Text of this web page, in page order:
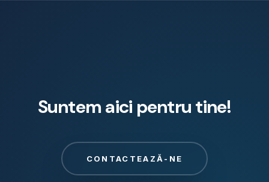
Suntem aici pentru tine!
CONTACTEAZĂ-NE